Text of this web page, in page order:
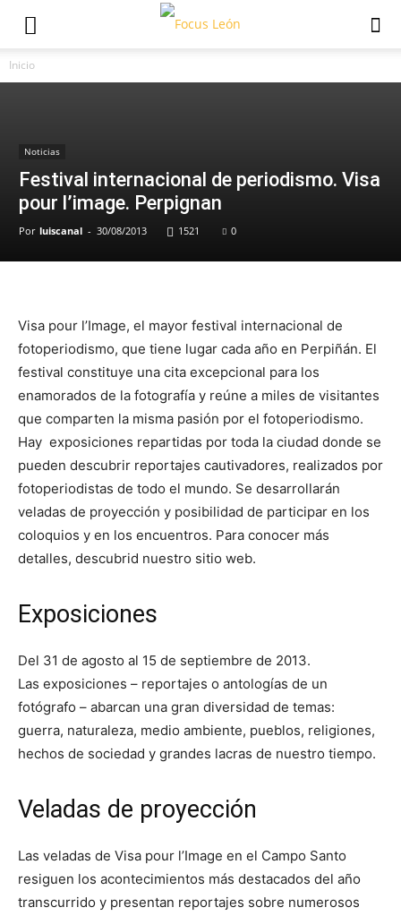
Inicio
Noticias
Festival internacional de periodismo. Visa
pour l’image. Perpignan
Por luiscanal - 30/08/2013 1521 0
Visa pour l’Image, el mayor festival internacional de
fotoperiodismo, que tiene lugar cada año en Perpiñán. El
festival constituye una cita excepcional para los
enamorados de la fotografía y reúne a miles de visitantes
que comparten la misma pasión por el fotoperiodismo.
Hay exposiciones repartidas por toda la ciudad donde se
pueden descubrir reportajes cautivadores, realizados por
fotoperiodistas de todo el mundo. Se desarrollarán
veladas de proyección y posibilidad de participar en los
coloquios y en los encuentros. Para conocer más
detalles, descubrid nuestro sitio web.
Exposiciones
Del 31 de agosto al 15 de septiembre de 2013.
Las exposiciones – reportajes o antologías de un
fotógrafo – abarcan una gran diversidad de temas:
guerra, naturaleza, medio ambiente, pueblos, religiones,
hechos de sociedad y grandes lacras de nuestro tiempo.
Veladas de proyección
Las veladas de Visa pour l’Image en el Campo Santo
resiguen los acontecimientos más destacados del año
transcurrido y presentan reportajes sobre numerosos